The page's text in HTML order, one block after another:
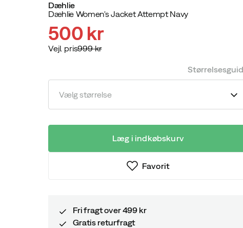
Dæhlie
Dæhlie Women's Jacket Attempt Navy
discounted
500 kr
original
Vejl. pris999 kr
Vælg størrelse
Læg i indkøbskurv
Favorit
Fri fragt over 499 kr
Gratis returfragt